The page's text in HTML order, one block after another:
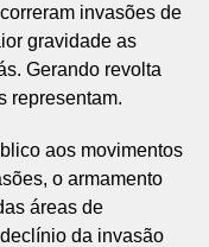
invasões de
gravidade as
Gerando revolta
representam.
aos movimentos
o armamento
áreas de
da invasão